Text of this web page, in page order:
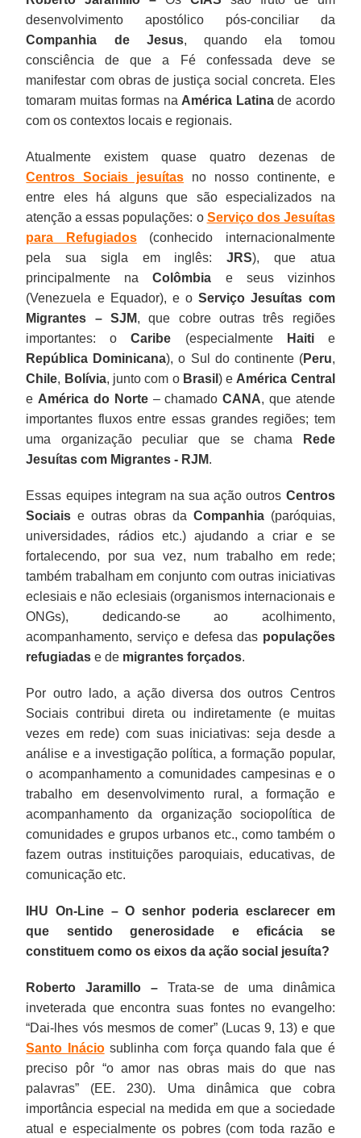
desenvolvimento apostólico pós-conciliar da
Companhia de Jesus, quando ela tomou
consciência de que a Fé confessada deve se
manifestar com obras de justiça social concreta. Eles
tomaram muitas formas na América Latinade acordo
com os contextos locais e regionais.
Atualmente existem quase quatro dezenas de
Centros Sociais jesuítas no nosso continente, e
entre eles há alguns que são especializados na
atenção a essas populações: o Serviço dos Jesuítas
para Refugiados(conhecido internacionalmente
pela sua sigla em inglês:JRS), que atua
principalmente naColômbia e seus vizinhos
(Venezuela e Equador), e oServiço Jesuítas com
Migrantes – SJM, que cobre outras três regiões
importantes: oCaribe (especialmente Haitie
República Dominicana), o Sul do continente (Peru,
Chile, Bolívia, junto com o Brasil ) e América Central
e América do Norte– chamadoCANA, que atende
importantes fluxos entre essas grandes regiões; tem
uma organização peculiar que se chama
Rede
Jesuítas com Migrantes - RJM.
Essas equipes integram na sua ação outros Centros
Sociais e outras obras da Companhia(paróquias,
universidades, rádios etc.) ajudando a criar e se
fortalecendo, por sua vez, num trabalho em rede;
também trabalham em conjunto com outras iniciativas
eclesiais e não eclesiais (organismos internacionais e
ONGs), dedicando-se ao acolhimento,
acompanhamento, serviço e defesa das populações
refugiadas e de migrantes forçados.
Por outro lado, a ação diversa dos outros Centros
Sociais contribui direta ou indiretamente (e muitas
vezes em rede) com suas iniciativas: seja desde a
análise e a investigação política, a formação popular,
o acompanhamento a comunidades campesinas e o
trabalho em desenvolvimento rural, a formação e
acompanhamento da organização sociopolítica de
comunidades e grupos urbanos etc., como também o
fazem outras instituições paroquiais, educativas, de
comunicação etc.
IHU On-Line – O senhor poderia esclarecer em
que sentido generosidade e eficácia se
constituem como os eixos da ação social jesuíta?
Roberto Jaramillo – Trata-se de uma dinâmica
inveterada que encontra suas fontes no evangelho:
“Dai-lhes vós mesmos de comer” (Lucas 9, 13) e que
Santo Ináciosublinha com força quando fala que é
preciso pôr “o amor nas obras mais do que nas
palavras” (EE. 230). Uma dinâmica que cobra
importância especial na medida em que a sociedade
atual e especialmente os pobres (com toda razão e